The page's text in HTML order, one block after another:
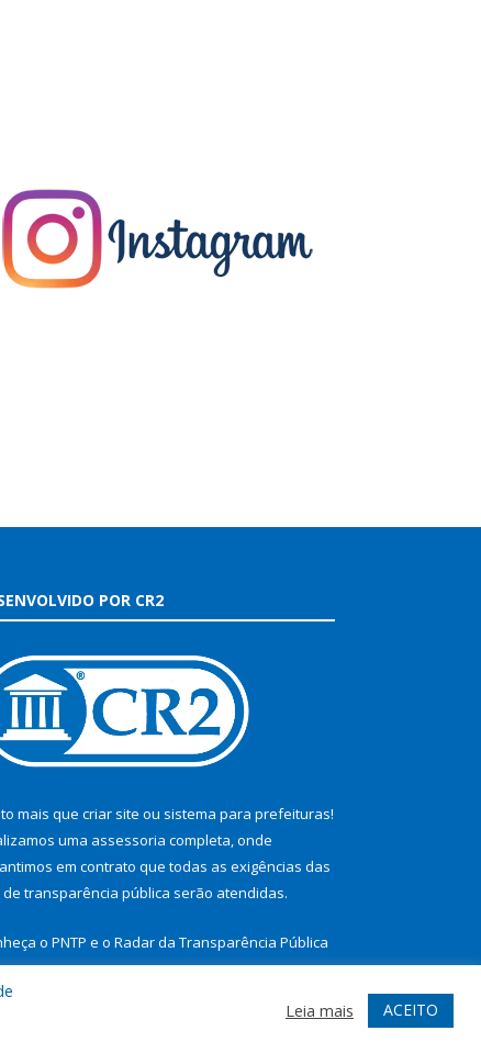
POR CR2
mais que criar site ou sistema para prefeituras!
uma assessoria completa, onde
em contrato que todas as exigências das
de transparência pública serão atendidas.
o PNTP e o Radar da Transparência Pública
Leia mais ACEITO